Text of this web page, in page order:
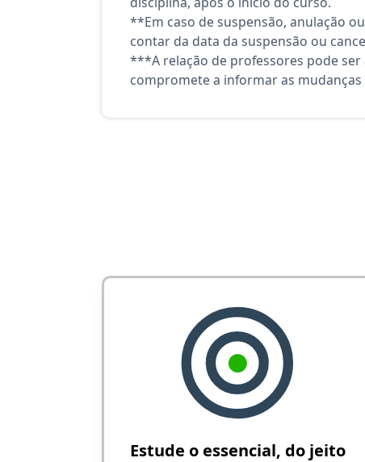
**Em caso de suspensão, anulação
contar da data da suspensão ou
***A relação de professores pode ser
compromete a informar as
Estude o essencial, do jeito